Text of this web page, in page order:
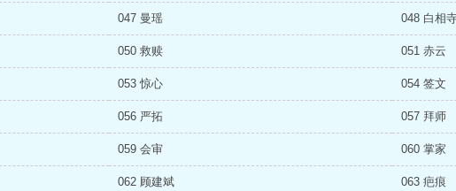
047 曼瑶 048 白相
050 救赎 051 赤云
053 惊心 054 签文
056 严拓 057 拜师
059 会审 060 掌家
062 顾建斌 063 疤痕